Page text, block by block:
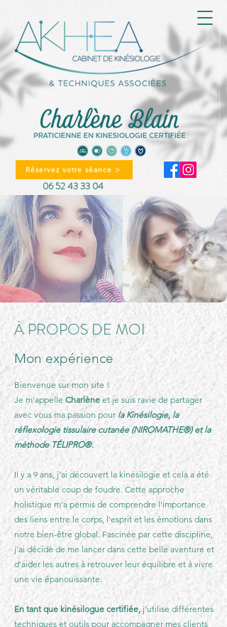
Réservez votre séance >
06 52 43 33 04
À PROPOS DE MOI
Mon expérience
Bienvenue sur mon site !
Je m'appelle Charlène et je suis ravie de partager
avec vous ma passion pour la Kinésilogie, la
réflexologie tissulaire cutanée (NIROMATHE®) et la
méthode TÉLIPRO®.
Il y a 9 ans, j'ai découvert la kinésilogie et cela a été
un véritable coup de foudre. Cette approche
holistique m'a permis de comprendre l'importance
des liens entre le corps, l'esprit et les émotions dans
notre bien-être global. Fascinée par cette discipline,
j'ai décidé de me lancer dans cette belle aventure et
d'aider les autres à retrouver leur équilibre et à vivre
une vie épanouissante.
En tant que kinésilogue certifiée, j'utilise différentes
techniques et outils pour accompagner mes clients